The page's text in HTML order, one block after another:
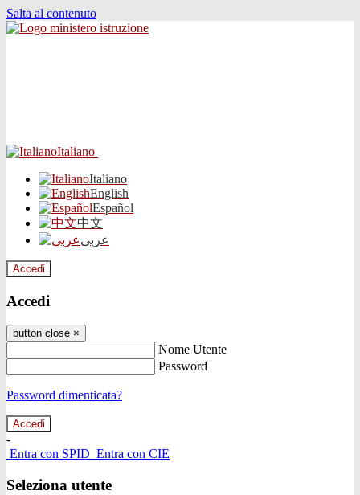
Salta al contenuto
Italiano
Italiano
English
Español
中文
عربى
Accedi
Accedi
button close ×
Nome Utente
Password
Password dimenticata?
-
Entra con SPID Entra con CIE
Seleziona utente